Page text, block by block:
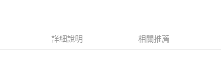
詳細說明 相關推薦